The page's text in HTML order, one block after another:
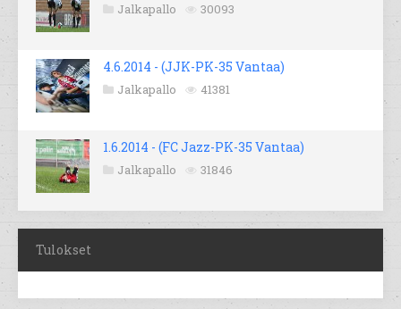
Jalkapallo 30093
4.6.2014 - (JJK-PK-35 Vantaa)
Jalkapallo 41381
1.6.2014 - (FC Jazz-PK-35 Vantaa)
Jalkapallo 31846
Tulokset